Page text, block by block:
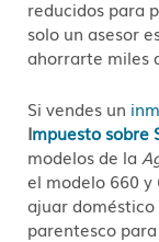
reducidos para
solo un asesor
ahorrarte miles
Si vendes un
Impuesto sobre
modelos de la
el modelo 660
ajuar doméstico
parentesco